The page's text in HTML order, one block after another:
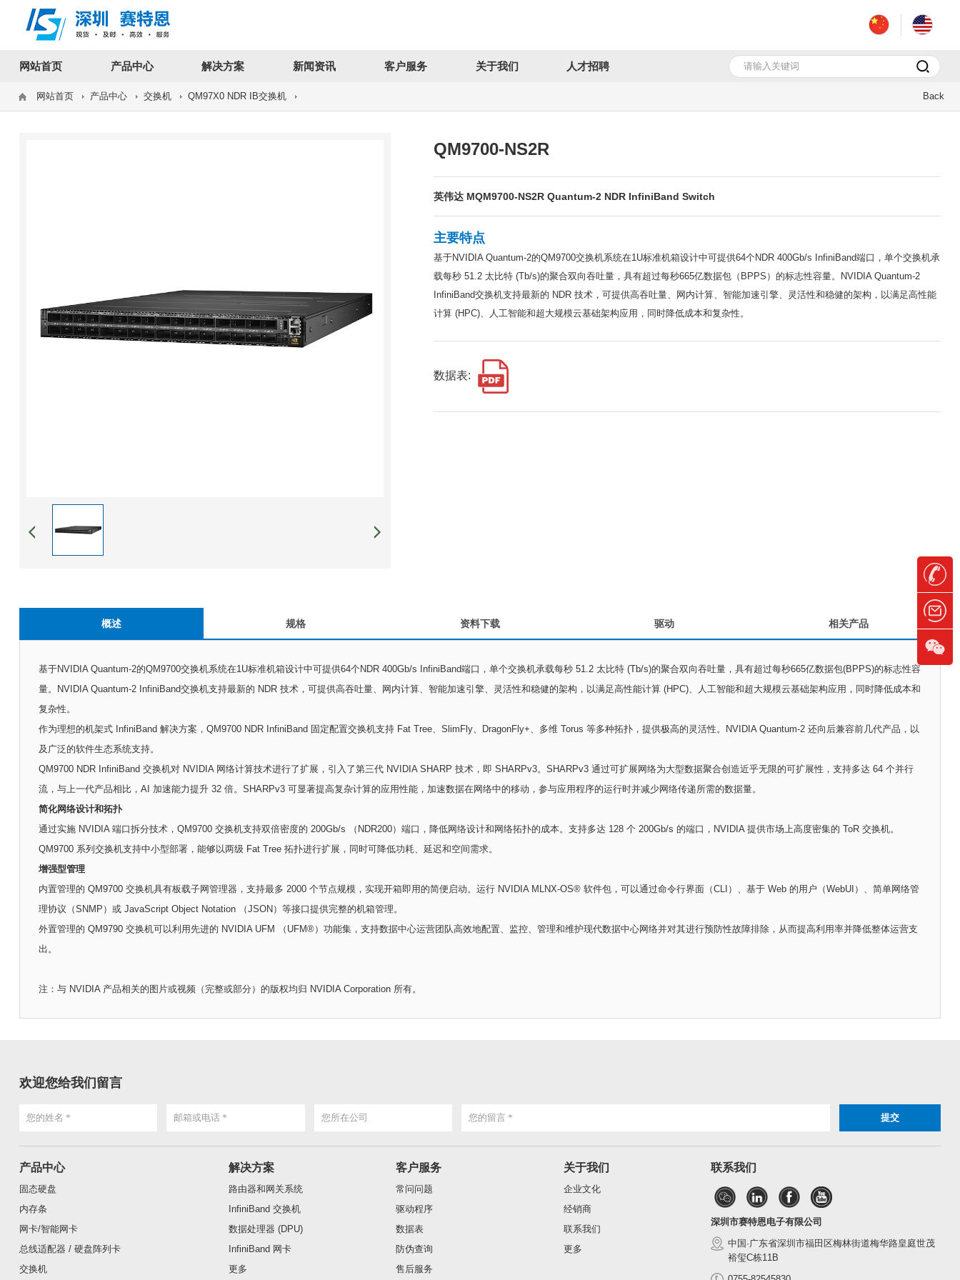
网站首页 产品中心 解决方案 新闻资讯 客户服务 关于我们 人才招聘
Back
网站首页 产品中心 交换机 QM97X0 NDR IB交换机
QM9700-NS2R
英伟达 MQM9700-NS2R Quantum-2 NDR InfiniBand Switch
主要特点
基于NVIDIA Quantum-2的QM9700交换机系统在1U标准机箱设计中可提供64个NDR 400Gb/s InfiniBand端口，单个交换机承
载每秒 51.2 太比特 (Tb/s)的聚合双向吞吐量，具有超过每秒665亿数据包（BPPS）的标志性容量。NVIDIA Quantum-2
InfiniBand交换机支持最新的 NDR 技术，可提供高吞吐量、网内计算、智能加速引擎、灵活性和稳健的架构，以满足高性能
计算 (HPC)、人工智能和超大规模云基础架构应用，同时降低成本和复杂性。
数据表:
概述 规格 资料下载 驱动 相关产品
基于NVIDIA Quantum-2的QM9700交换机系统在1U标准机箱设计中可提供64个NDR 400Gb/s InfiniBand端口，单个交换机承载每秒 51.2 太比特 (Tb/s)的聚合双向吞吐量，具有超过每秒665亿数据包(BPPS)的标志性容
量。NVIDIA Quantum-2 InfiniBand交换机支持最新的 NDR 技术，可提供高吞吐量、网内计算、智能加速引擎、灵活性和稳健的架构，以满足高性能计算 (HPC)、人工智能和超大规模云基础架构应用，同时降低成本和
复杂性。
作为理想的机架式 InfiniBand 解决方案，QM9700 NDR InfiniBand 固定配置交换机支持 Fat Tree、SlimFly、DragonFly+、多维 Torus 等多种拓扑，提供极高的灵活性。NVIDIA Quantum-2 还向后兼容前几代产品，以
及广泛的软件生态系统支持。
QM9700 NDR InfiniBand 交换机对 NVIDIA 网络计算技术进行了扩展，引入了第三代 NVIDIA SHARP 技术，即 SHARPv3。SHARPv3 通过可扩展网络为大型数据聚合创造近乎无限的可扩展性，支持多达 64 个并行
流，与上一代产品相比，AI 加速能力提升 32 倍。SHARPv3 可显著提高复杂计算的应用性能，加速数据在网络中的移动，参与应用程序的运行时并减少网络传递所需的数据量。
简化网络设计和拓扑
通过实施 NVIDIA 端口拆分技术，QM9700 交换机支持双倍密度的 200Gb/s （NDR200）端口，降低网络设计和网络拓扑的成本。支持多达 128 个 200Gb/s 的端口，NVIDIA 提供市场上高度密集的 ToR 交换机。
QM9700 系列交换机支持中小型部署，能够以两级 Fat Tree 拓扑进行扩展，同时可降低功耗、延迟和空间需求。
增强型管理
内置管理的 QM9700 交换机具有板载子网管理器，支持最多 2000 个节点规模，实现开箱即用的简便启动。运行 NVIDIA MLNX-OS® 软件包，可以通过命令行界面（CLI）、基于 Web 的用户（WebUI）、简单网络管
理协议（SNMP）或 JavaScript Object Notation （JSON）等接口提供完整的机箱管理。
外置管理的 QM9790 交换机可以利用先进的 NVIDIA UFM （UFM®）功能集，支持数据中心运营团队高效地配置、监控、管理和维护现代数据中心网络并对其进行预防性故障排除，从而提高利用率并降低整体运营支
出。
注：与 NVIDIA 产品相关的图片或视频（完整或部分）的版权均归 NVIDIA Corporation 所有。
欢迎您给我们留言
产品中心
固态硬盘
内存条
网卡/智能网卡
总线适配器 / 硬盘阵列卡
交换机
解决方案
路由器和网关系统
InfiniBand 交换机
数据处理器 (DPU)
InfiniBand 网卡
更多
客户服务
常问问题
驱动程序
数据表
防伪查询
售后服务
关于我们
企业文化
经销商
联系我们
更多
联系我们
深圳市赛特恩电子有限公司
中国·广东省深圳市福田区梅林街道梅华路皇庭世茂
裕玺C栋11B